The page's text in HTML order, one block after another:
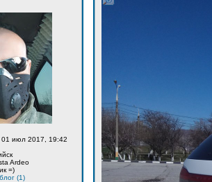
01 июл 2017, 19:42
Ardeo
=)
(1)